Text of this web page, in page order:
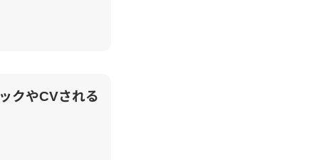
クやCVされる